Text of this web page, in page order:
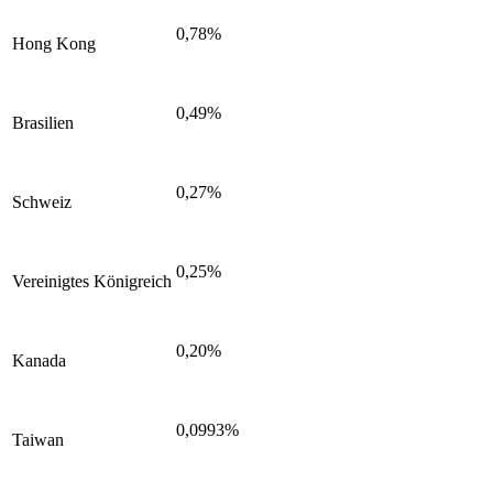
Hong Kong
0,78%
Brasilien
0,49%
Schweiz
0,27%
Vereinigtes Königreich
0,25%
Kanada
0,20%
Taiwan
0,0993%